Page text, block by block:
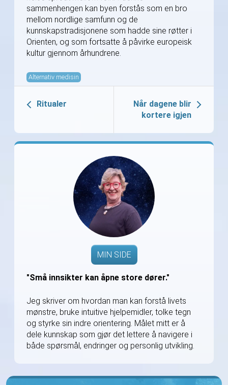
sammenhengen kan byen forstås som en bro
mellom nordlige samfunn og de
kunnskapstradisjonene som hadde sine røtter i
Orienten, og som fortsatte å påvirke europeisk
kultur gjennom århundrene.
Alternativ medisin
Ritualer
Når dagene blir
kortere igjen
MIN SIDE
"Små innsikter kan åpne store dører."
Jeg skriver om hvordan man kan forstå livets
mønstre, bruke intuitive hjelpemidler, tolke tegn
og styrke sin indre orientering. Målet mitt er å
dele kunnskap som gjør det lettere å navigere i
både spørsmål, endringer og personlig utvikling.